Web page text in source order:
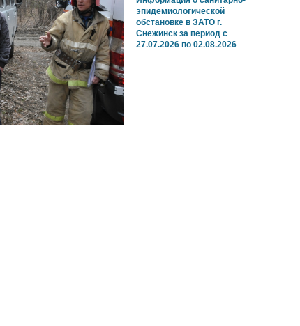
эпидемиологической
обстановке в ЗАТО г.
Снежинск за период с
27.07.2026 по 02.08.2026